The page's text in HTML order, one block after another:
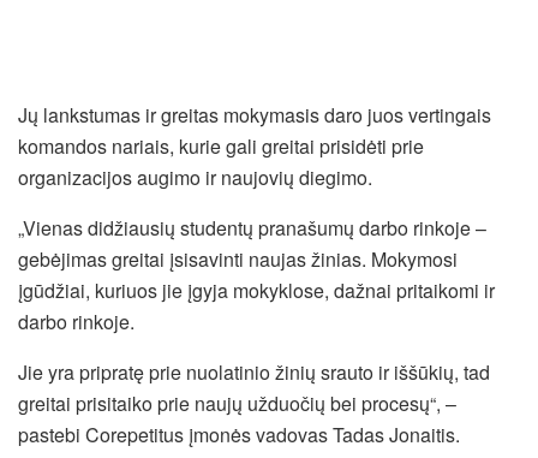
Jų lankstumas ir greitas mokymasis daro juos vertingais
komandos nariais, kurie gali greitai prisidėti prie
organizacijos augimo ir naujovių diegimo.
„Vienas didžiausių studentų pranašumų darbo rinkoje –
gebėjimas greitai įsisavinti naujas žinias. Mokymosi
įgūdžiai, kuriuos jie įgyja mokyklose, dažnai pritaikomi ir
darbo rinkoje.
Jie yra pripratę prie nuolatinio žinių srauto ir iššūkių, tad
greitai prisitaiko prie naujų užduočių bei procesų“, –
pastebi Corepetitus įmonės vadovas Tadas Jonaitis.